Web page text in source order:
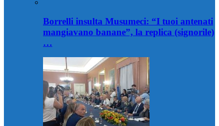
Borrelli insulta Musumeci: “I tuoi antenati
mangiavano banane”, la replica (signorile)
…